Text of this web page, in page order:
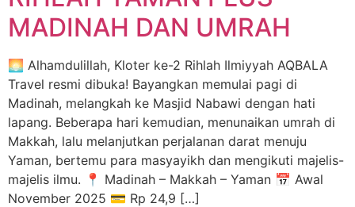
MADINAH DAN UMRAH
🌅 Alhamdulillah, Kloter ke-2 Rihlah Ilmiyyah AQBALA
Travel resmi dibuka! Bayangkan memulai pagi di
Madinah, melangkah ke Masjid Nabawi dengan hati
lapang. Beberapa hari kemudian, menunaikan umrah di
Makkah, lalu melanjutkan perjalanan darat menuju
Yaman, bertemu para masyayikh dan mengikuti majelis-
majelis ilmu. 📍 Madinah – Makkah – Yaman 📅 Awal
November 2025 💳 Rp 24,9 […]